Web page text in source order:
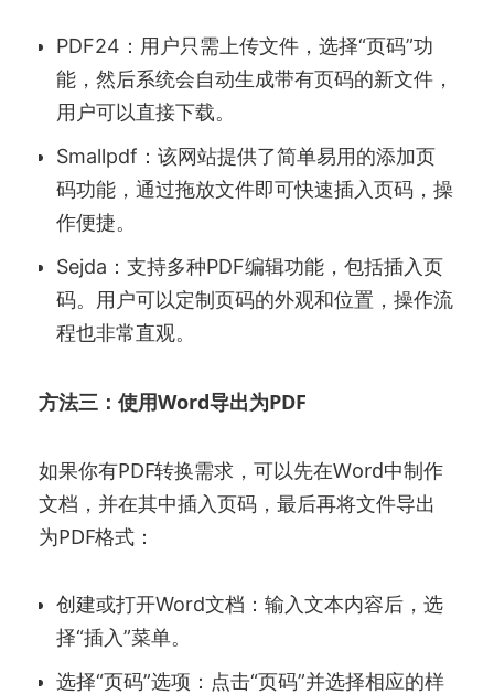
PDF24：用户只需上传文件，选择“页码”功
能，然后系统会自动生成带有页码的新文件，
用户可以直接下载。
Smallpdf：该网站提供了简单易用的添加页
码功能，通过拖放文件即可快速插入页码，操
作便捷。
Sejda：支持多种PDF编辑功能，包括插入页
码。用户可以定制页码的外观和位置，操作流
程也非常直观。
方法三：使用Word导出为PDF
如果你有PDF转换需求，可以先在Word中制作
文档，并在其中插入页码，最后再将文件导出
为PDF格式：
创建或打开Word文档：输入文本内容后，选
择“插入”菜单。
选择“页码”选项：点击“页码”并选择相应的样